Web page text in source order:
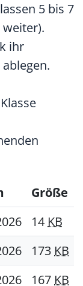
5 bis 7
ihr
Größe
14KB
173KB
167KB